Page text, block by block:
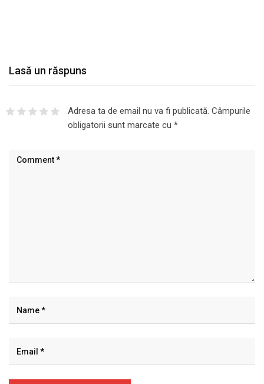
Lasă un răspuns
Adresa ta de email nu va fi publicată. Câmpurile
obligatorii sunt marcate cu *